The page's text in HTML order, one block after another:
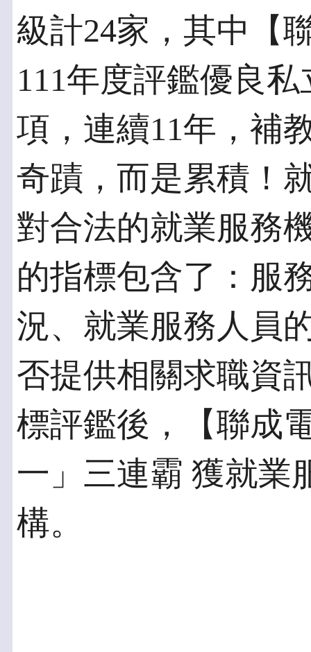
級計24家，其中【
111年度評鑑優良
項，連續11年，補
奇蹟，而是累積！
對合法的就業服務
的指標包含了：服
況、就業服務人員
否提供相關求職資
標評鑑後，【聯成
一」三連霸 獲就業
構。